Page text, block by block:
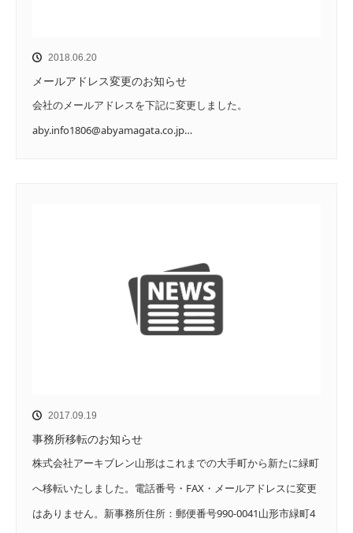
2018.06.20
メールアドレス変更のお知らせ
会社のメールアドレスを下記に変更しました。
aby.info1806@abyamagata.co.jp…
2017.09.19
事務所移転のお知らせ
株式会社アーキブレン山形はこれまでの大手町から新たに緑町
へ移転いたしました。電話番号・FAX・メールアドレスに変更
はありません。新事務所住所：郵便番号990-0041山形市緑町4